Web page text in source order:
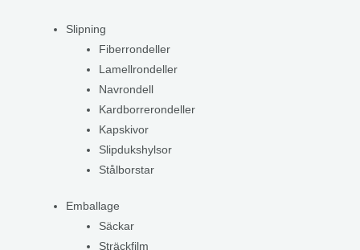
Slipning
Fiberrondeller
Lamellrondeller
Navrondell
Kardborrerondeller
Kapskivor
Slipdukshylsor
Stålborstar
Emballage
Säckar
Sträckfilm